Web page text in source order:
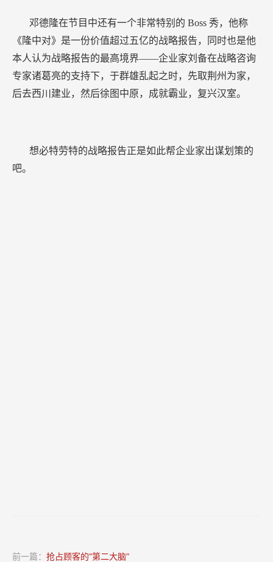
邓德隆在节目中还有一个非常特别的 Boss 秀，他称
《隆中对》是一份价值超过五亿的战略报告，同时也是他
本人认为战略报告的最高境界——企业家刘备在战略咨询
专家诸葛亮的支持下，于群雄乱起之时，先取荆州为家，
后去西川建业，然后徐图中原，成就霸业，复兴汉室。
想必特劳特的战略报告正是如此帮企业家出谋划策的
吧。
前一篇： 抢占顾客的“第二大脑”